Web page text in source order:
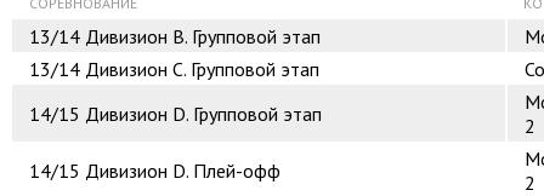
13/14 Дивизион B. Групповой этап
13/14 Дивизион C. Групповой этап
14/15 Дивизион D. Групповой этап
2
14/15 Дивизион D. Плей-офф
2